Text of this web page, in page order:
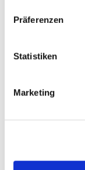
Präferenzen
Statistiken
Marketing